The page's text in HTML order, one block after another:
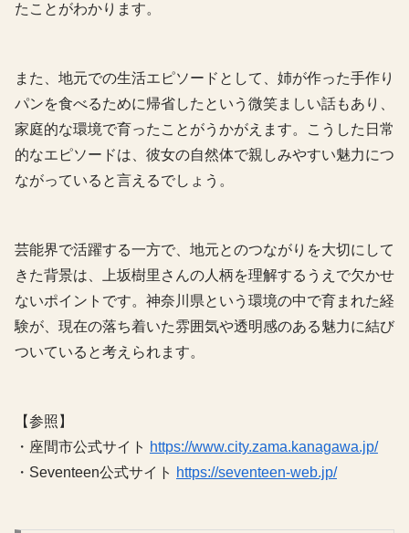
たことがわかります。
また、地元での生活エピソードとして、姉が作った手作り
パンを食べるために帰省したという微笑ましい話もあり、
家庭的な環境で育ったことがうかがえます。こうした日常
的なエピソードは、彼女の自然体で親しみやすい魅力につ
ながっていると言えるでしょう。
芸能界で活躍する一方で、地元とのつながりを大切にして
きた背景は、上坂樹里さんの人柄を理解するうえで欠かせ
ないポイントです。神奈川県という環境の中で育まれた経
験が、現在の落ち着いた雰囲気や透明感のある魅力に結び
ついていると考えられます。
【参照】
・座間市公式サイト https://www.city.zama.kanagawa.jp/
・Seventeen公式サイト https://seventeen-web.jp/